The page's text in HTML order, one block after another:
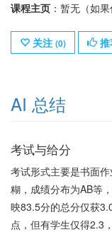
课程主页 ：暂无（如
关注 (0)
AI 总结
考试与给分
考试形式主要是书面
糊，成绩分布为AB等
映83.5分的总分仅获
点，但有学生仅得2.3